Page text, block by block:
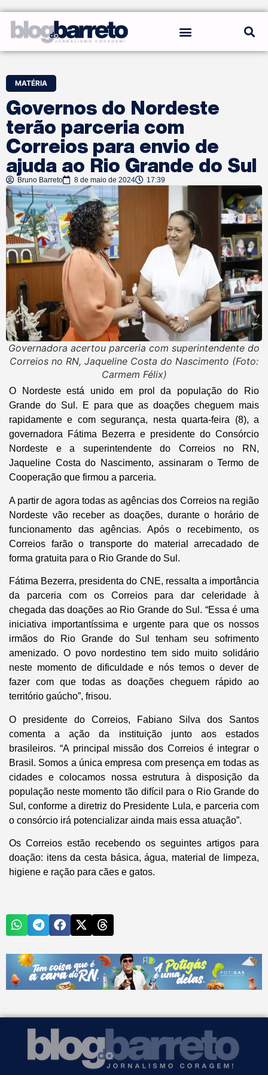
MATÉRIA
Governos do Nordeste
terão parceria com
Correios para envio de
ajuda ao Rio Grande do Sul
Bruno Barreto 8 de maio de 2024 17:39
Governadora acertou parceria com superintendente do
Correios no RN, Jaqueline Costa do Nascimento (Foto:
Carmem Félix)
O Nordeste está unido em prol da população do Rio
Grande do Sul. E para que as doações cheguem mais
rapidamente e com segurança, nesta quarta-feira (8), a
governadora Fátima Bezerra e presidente do Consórcio
Nordeste e a superintendente do Correios no RN,
Jaqueline Costa do Nascimento, assinaram o Termo de
Cooperação que firmou a parceria.
A partir de agora todas as agências dos Correios na região
Nordeste vão receber as doações, durante o horário de
funcionamento das agências. Após o recebimento, os
Correios farão o transporte do material arrecadado de
forma gratuita para o Rio Grande do Sul.
Fátima Bezerra, presidenta do CNE, ressalta a importância
da parceria com os Correios para dar celeridade à
chegada das doações ao Rio Grande do Sul. “Essa é uma
iniciativa importantíssima e urgente para que os nossos
irmãos do Rio Grande do Sul tenham seu sofrimento
amenizado. O povo nordestino tem sido muito solidário
neste momento de dificuldade e nós temos o dever de
fazer com que todas as doações cheguem rápido ao
território gaúcho”, frisou.
O presidente do Correios, Fabiano Silva dos Santos
comenta a ação da instituição junto aos estados
brasileiros. “A principal missão dos Correios é integrar o
Brasil. Somos a única empresa com presença em todas as
cidades e colocamos nossa estrutura à disposição da
população neste momento tão difícil para o Rio Grande do
Sul, conforme a diretriz do Presidente Lula, e parceria com
o consórcio irá potencializar ainda mais essa atuação”.
Os Correios estão recebendo os seguintes artigos para
doação: itens da cesta básica, água, material de limpeza,
higiene e ração para cães e gatos.